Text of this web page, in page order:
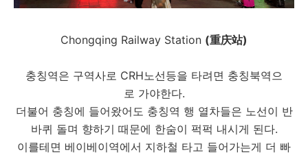
Chongqing Railway Station (重庆站)
충칭역은 구역사로 CRH노선등을 타려면 충칭북역으
로 가야한다.
더불어 충칭에 들어왔어도 충칭역 행 열차들은 노선이 반
바퀴 돌며 향하기 때문에 한숨이 퍽퍽 내시게 된다.
이를테면 베이베이역에서 지하철 타고 들어가는게 더 빠